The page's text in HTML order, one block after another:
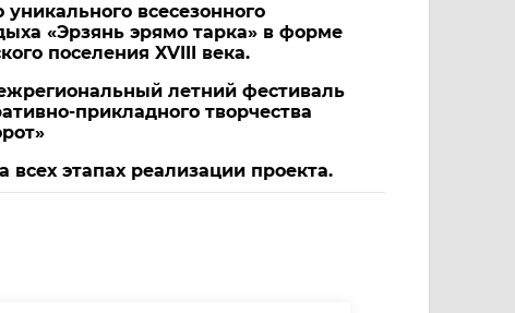
всесезонного
«Эрзянь эрямо тарка» в форме
поселения XVIII века.
летний фестиваль
прикладного творчества
этапах реализации проекта.